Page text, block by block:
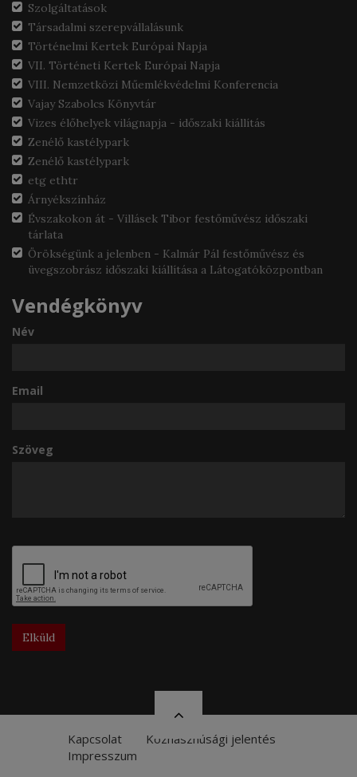
Szolgáltatások
Társadalmi szerepvállalásunk
Történelmi Kertek Európai Napja
VII. Történeti Kertek Európai Napja
VIII. Nemzetközi Műemlékvédelmi Konferencia
Vajay Szabolcs Könyvtár
Vizes élőhelyek világnapja - időszaki kiállítás
Zenélő kastélypark
Zenélő kastélypark
etg ethtr
Árnyékszínház
Évszakokon át - Villásek Tibor festőművész időszaki
tárlata
Örökségünk a jelenben - Kalmár Pál festőművész és
üvegszobrász időszaki kiállítása a Látogatóközpontban
Vendégkönyv
Név
Email
Szöveg
Elküld
Kapcsolat
Közhasznúsági jelentés
Impresszum